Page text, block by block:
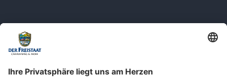
Newsletter: Jetzt auf
shop.derfreistaat.de anmelden und
einen 5€ Gutschein für unseren Online-
Shop erhalten!*